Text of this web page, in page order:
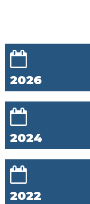
2026
2024
2022